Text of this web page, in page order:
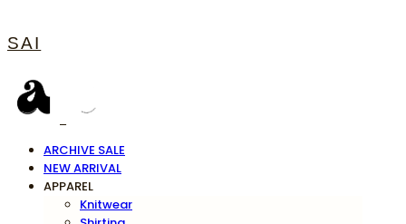
SAI
ARCHIVE SALE
NEW ARRIVAL
APPAREL
Knitwear